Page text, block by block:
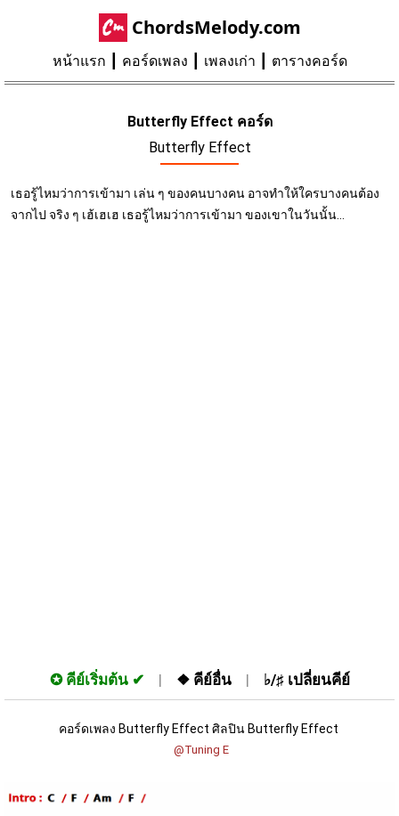
ChordsMelody.com
หน้าแรก คอร์ดเพลง เพลงเก่า ตารางคอร์ด
Butterfly Effect คอร์ด
Butterfly Effect
เธอรู้ไหมว่าการเข้ามา เล่น ๆ ของคนบางคน อาจทำให้ใครบางคนต้อง
จากไป จริง ๆ เฮ้เฮเฮ เธอรู้ไหมว่าการเข้ามา ของเขาในวันนั้น...
✪ คีย์เริ่มต้น ❖ คีย์อื่น ♭/♯ เปลี่ยนคีย์
คอร์ดเพลง Butterfly Effect ศิลปิน Butterfly Effect
@Tuning E